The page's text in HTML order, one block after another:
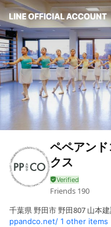
ペペアン
クス
Friends 190
千葉県 野田市 野田807 山本
ppandco.net/ 1 other items